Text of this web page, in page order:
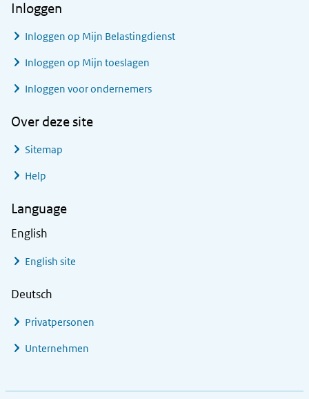
Inloggen
Inloggen op Mijn Belastingdienst
Inloggen op Mijn toeslagen
Inloggen voor ondernemers
Over deze site
Sitemap
Help
Language
English
English site
Deutsch
Privatpersonen
Unternehmen